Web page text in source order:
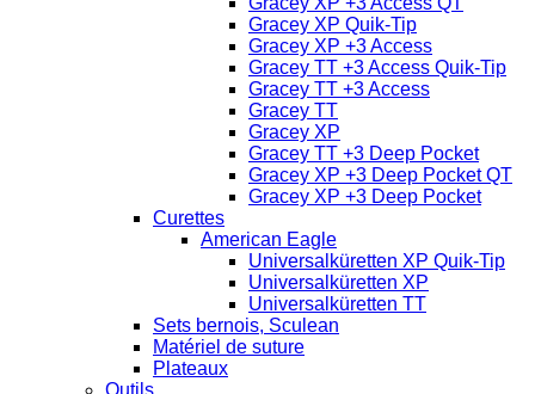
Gracey XP Quik-Tip
Gracey XP +3 Access
Gracey TT +3 Access Quik-Tip
Gracey TT +3 Access
Gracey TT
Gracey XP
Gracey TT +3 Deep Pocket
Gracey XP +3 Deep Pocket QT
Gracey XP +3 Deep Pocket
Curettes
American Eagle
Universalküretten XP Quik-Tip
Universalküretten XP
Universalküretten TT
Sets bernois, Sculean
Matériel de suture
Plateaux
Outils